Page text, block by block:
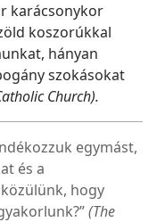
karácsonykor
koszorúkkal
hányan
szokásokat
Church).
egymást,
és a
hogy
(The